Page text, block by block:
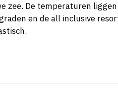
zee. De temperaturen liggen
en de all inclusive